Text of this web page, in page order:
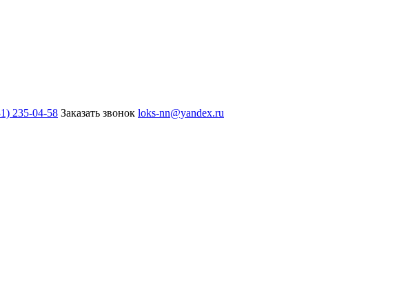
235-04-58 Заказать звонок loks-nn@yandex.ru